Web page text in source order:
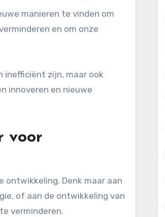
manieren te vinden om
en om onze
inefficiënt zijn, maar ook
innoveren en nieuwe
voor
ontwikkeling. Denk maar aan
of aan de ontwikkeling van
verminderen.